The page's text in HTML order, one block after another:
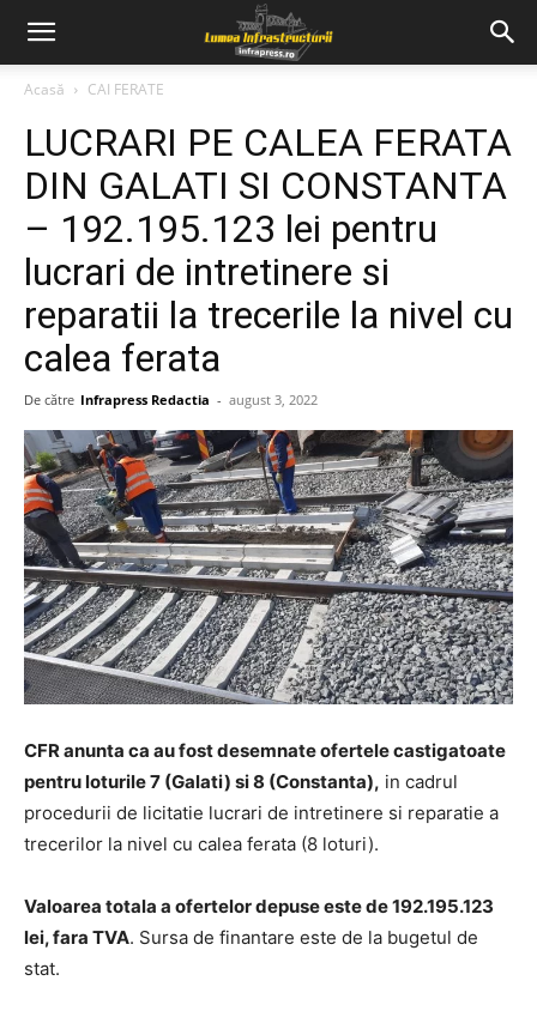
Acasă CAI FERATE
LUCRARI PE CALEA FERATA
DIN GALATI SI CONSTANTA
– 192.195.123 lei pentru
lucrari de intretinere si
reparatii la trecerile la nivel cu
calea ferata
De către Infrapress Redactia - august 3, 2022
CFR anunta ca au fost desemnate ofertele castigatoate
pentru loturile 7 (Galati) si 8 (Constanta), in cadrul
procedurii de licitatie lucrari de intretinere si reparatie a
trecerilor la nivel cu calea ferata (8 loturi).
Valoarea totala a ofertelor depuse este de 192.195.123
lei, fara TVA. Sursa de finantare este de la bugetul de
stat.